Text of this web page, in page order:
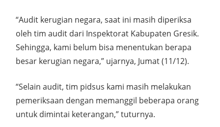
“Audit kerugian negara, saat ini masih diperiksa
oleh tim audit dari Inspektorat Kabupaten Gresik.
Sehingga, kami belum bisa menentukan berapa
besar kerugian negara,” ujarnya, Jumat (11/12).
“Selain audit, tim pidsus kami masih melakukan
pemeriksaan dengan memanggil beberapa orang
untuk dimintai keterangan,” tuturnya.